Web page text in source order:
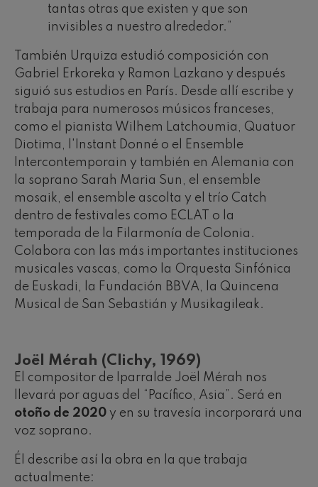
tantas otras que existen y que son
invisibles a nuestro alrededor.”
También Urquiza estudió composición con
Gabriel Erkoreka y Ramon Lazkano y después
siguió sus estudios en París. Desde allí escribe y
trabaja para numerosos músicos franceses,
como el pianista Wilhem Latchoumia, Quatuor
Diotima, l'Instant Donné o el Ensemble
Intercontemporain y también en Alemania con
la soprano Sarah Maria Sun, el ensemble
mosaik, el ensemble ascolta y el trío Catch
dentro de festivales como ECLAT o la
temporada de la Filarmonía de Colonia.
Colabora con las más importantes instituciones
musicales vascas, como la Orquesta Sinfónica
de Euskadi, la Fundación BBVA, la Quincena
Musical de San Sebastián y Musikagileak.
Joël Mérah (Clichy, 1969)
El compositor de Iparralde Joël Mérah nos
llevará por aguas del “Pacífico, Asia”. Será en
otoño de 2020 y en su travesía incorporará una
voz soprano.
Él describe así la obra en la que trabaja
actualmente: